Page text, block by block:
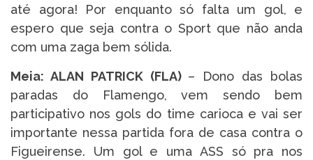
até agora! Por enquanto só falta um gol, e
espero que seja contra o Sport que não anda
com uma zaga bem sólida.
Meia: ALAN PATRICK (FLA) – Dono das bolas
paradas do Flamengo, vem sendo bem
participativo nos gols do time carioca e vai ser
importante nessa partida fora de casa contra o
Figueirense. Um gol e uma ASS só pra nos